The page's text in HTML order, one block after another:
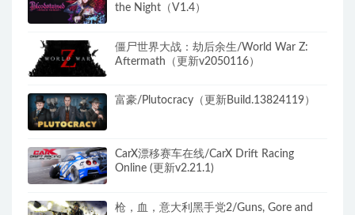
the Night（V1.4）
僵尸世界大战：劫后余生/World War Z:
Aftermath（更新v2050116）
富豪/Plutocracy（更新Build.13824119）
CarX漂移赛车在线/CarX Drift Racing
Online (更新v2.21.1)
枪，血，意大利黑手党2/Guns, Gore and